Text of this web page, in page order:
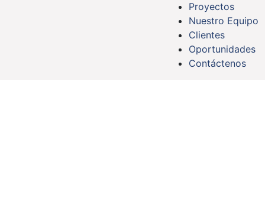
Proyectos
Nuestro Equipo
Clientes
Oportunidades
Contáctenos